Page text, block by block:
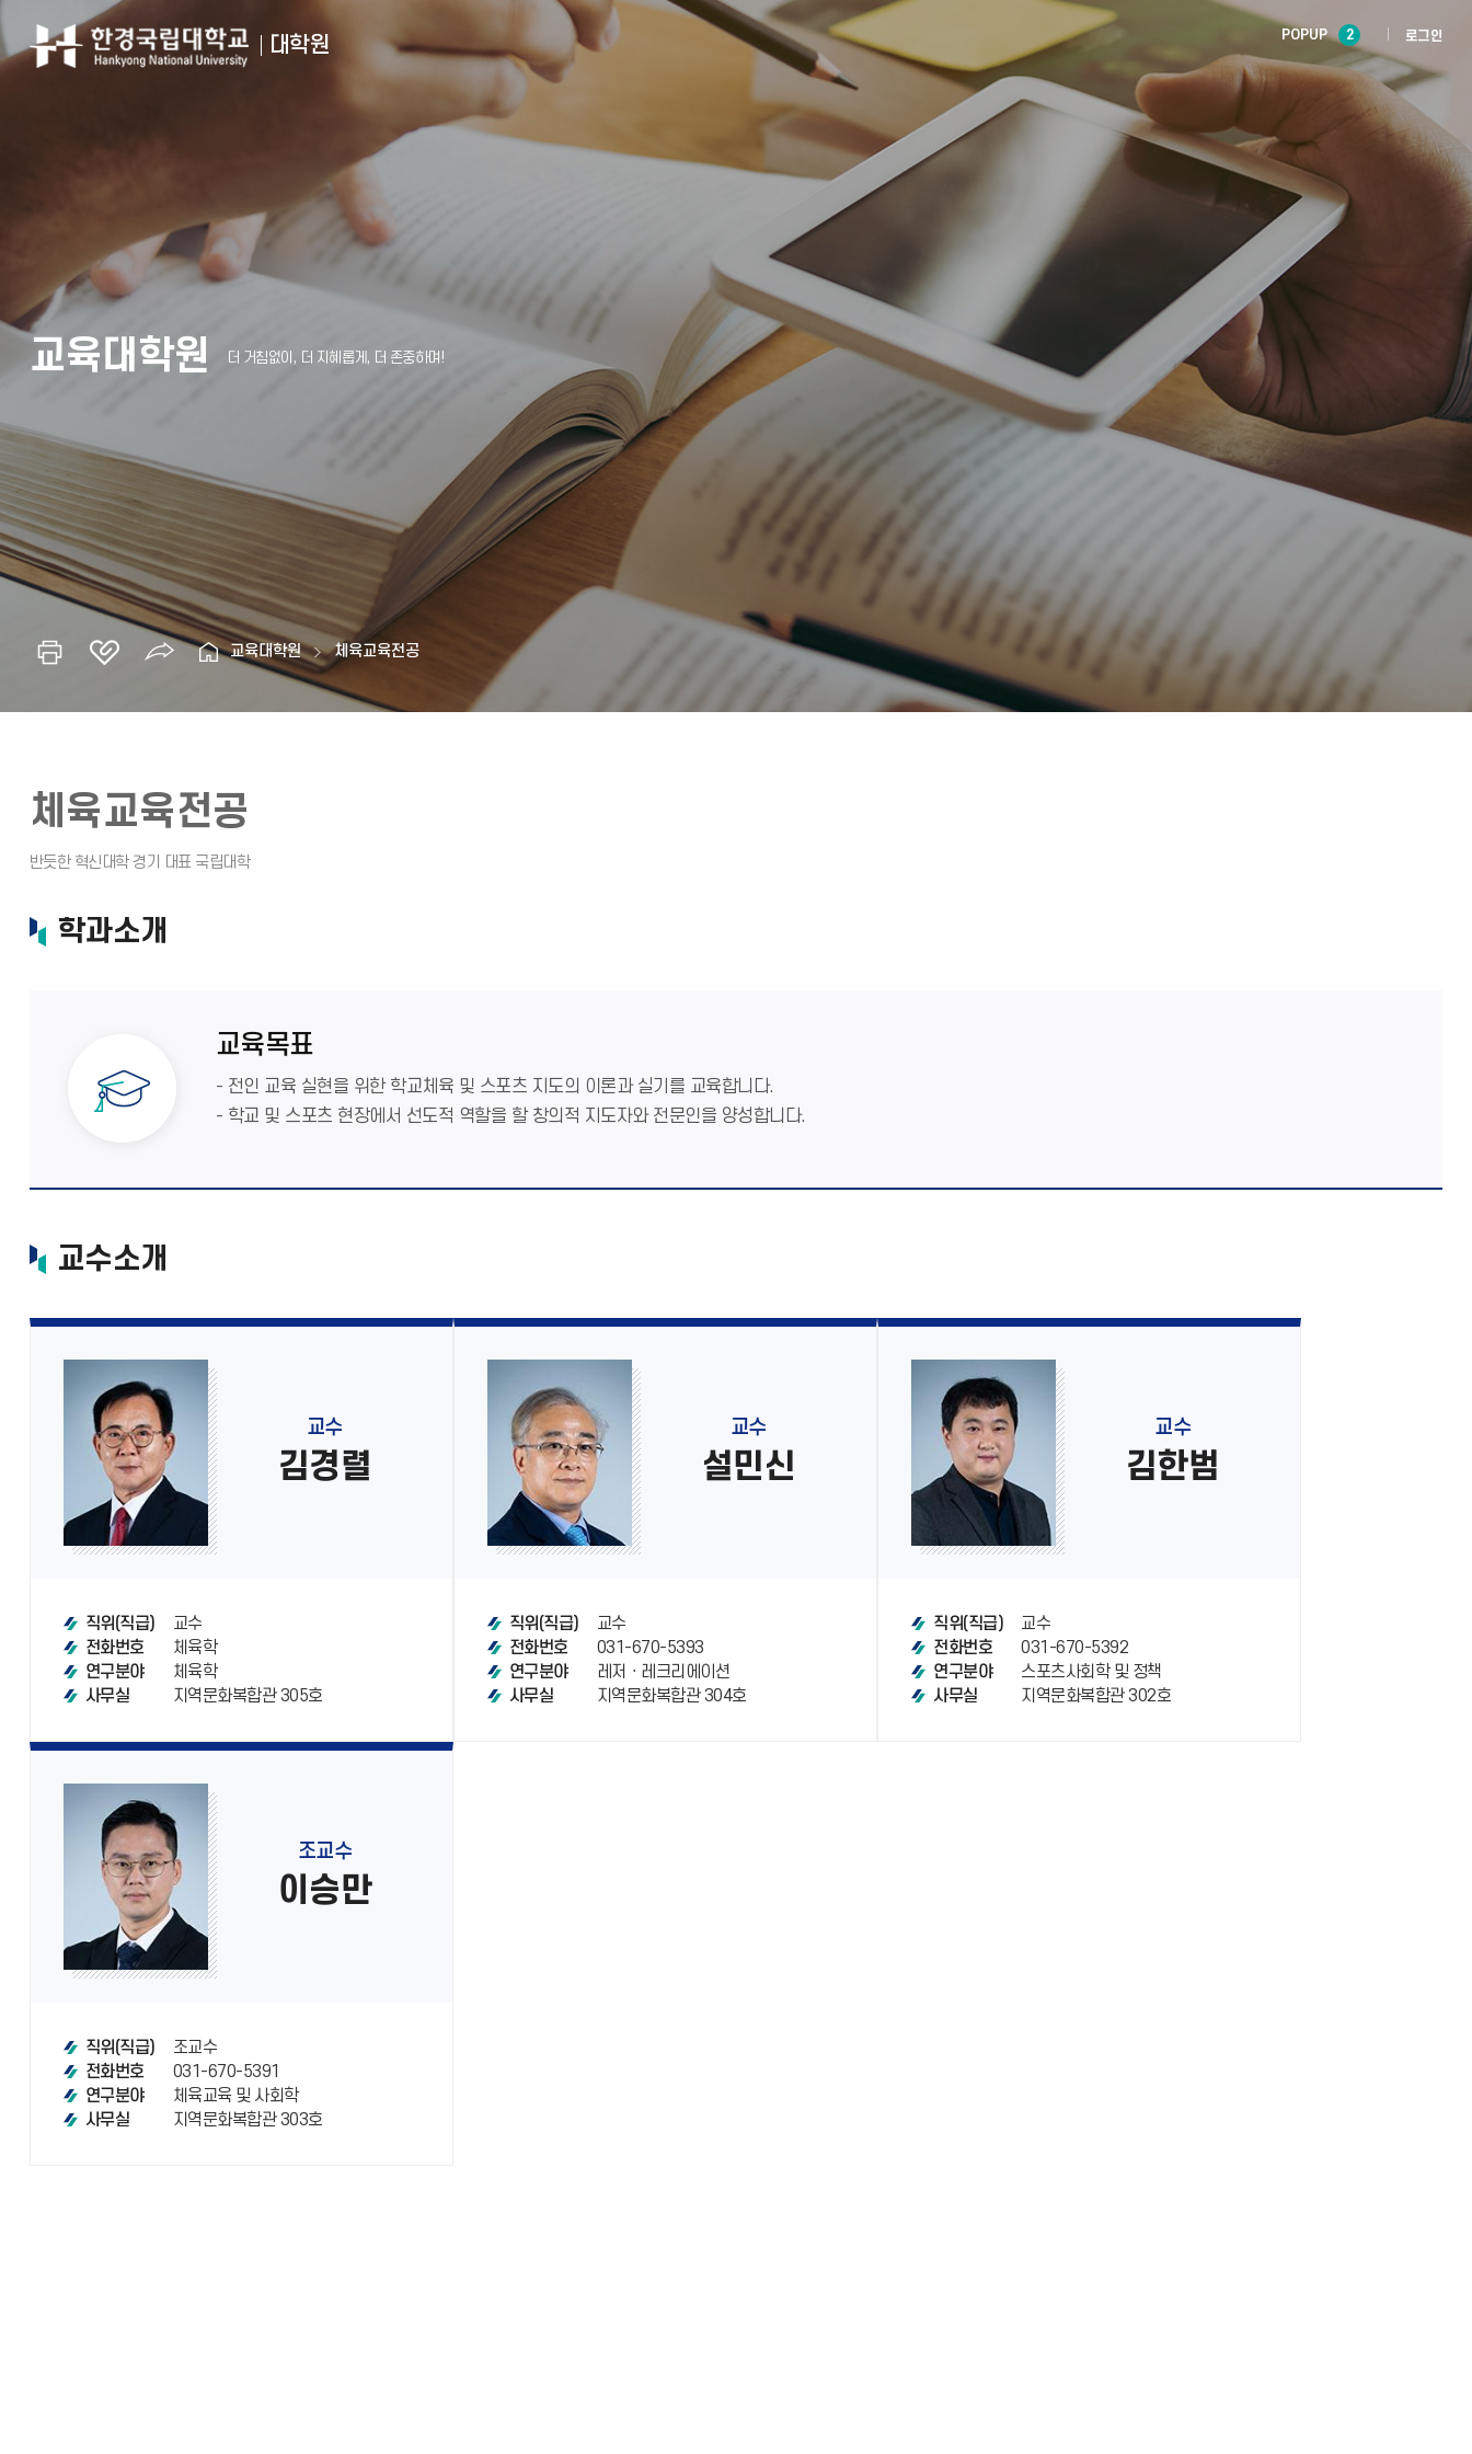
대학원 POPUP 2 로그인
한경국립대학교
교육대학원
교육대학원 체육교육전공
체육교육전공
학과소개
교육목표
- 전인 교육 실현을 위한 학교체육 및 스포츠 지도의 이론과 실기를 교육합니다.
- 학교 및 스포츠 현장에서 선도적 역할을 할 창의적 지도자와 전문인을 양성합니다.
교수소개
교수
김경렬
직위(직급)
교수
전화번호
체육학
연구분야
체육학
사무실
지역문화복합관 305호
교수
설민신
직위(직급)
교수
전화번호
031-670-5393
연구분야
레저ㆍ레크리에이션
사무실
지역문화복합관 304호
교수
김한범
직위(직급)
교수
전화번호
031-670-5392
연구분야
스포츠사회학 및 정책
사무실
지역문화복합관 302호
조교수
이승만
직위(직급)
조교수
전화번호
031-670-5391
연구분야
체육교육 및 사회학
사무실
지역문화복합관 303호